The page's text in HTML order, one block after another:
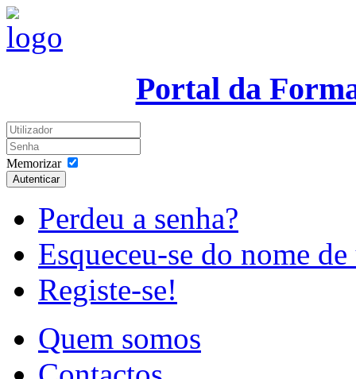
Portal da
Memorizar
Autenticar
Perdeu a senha?
Esqueceu-se do nome
Registe-se!
Quem somos